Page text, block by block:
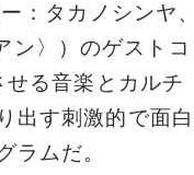
：タカノシンヤ
ン〉）のゲストコ
る音楽とカルチ
出す刺激的で面白
ラムだ。